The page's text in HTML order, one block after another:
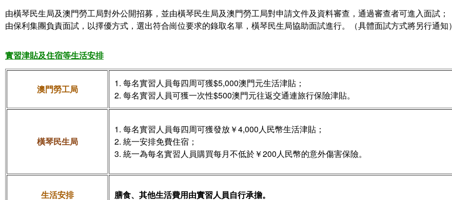
由橫琴民生局及澳門勞工局對外公開招募，並由橫琴民生局及澳門勞工局對申請文件及資料審查，通過審查者可進入面試 ；
由保利集團負責面試，以擇優方式，選出符合崗位要求的錄取名單，橫琴民生局協助面試進行。（具體面試方式將另行通知）
實習津貼及住宿等生活安排
澳門勞工局
1. 每名實習人員每四周可獲$5,000澳門元生活津貼；
2. 每名實習人員可獲一次性$500澳門元往返交通連旅行保險津貼。
橫琴民生局
1. 每名實習人員每四周可獲發放￥4,000人民幣生活津貼；
2. 統一安排免費住宿 ；
3. 統一為每名實習人員購買每月不低於￥200人民幣的意外傷害保險。
生活安排 膳食、其他生活費用由實習人員自行承擔。